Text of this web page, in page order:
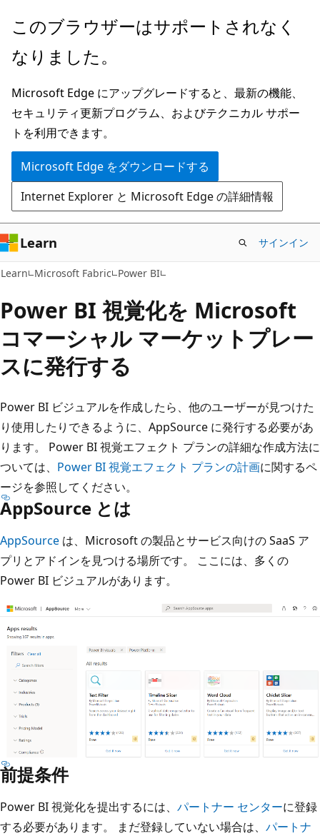
メ
ン
ン
テ
ン
ツ
に
ス
キ
ッ
プ
このブラウザーはサポートされなく
なりました。
Microsoft Edge にアップグレードすると、最新の機能、
セキュリティ更新プログラム、およびテクニカル サポー
トを利用できます。
Microsoft Edge をダウンロードする
Internet Explorer と Microsoft Edge の詳細情報
Learn サインイン
Learn Microsoft Fabric Power BI
Power BI 視覚化を Microsoft
コマーシャル マーケットプレー
スに発行する
Power BI ビジュアルを作成したら、他のユーザーが見つけた
り使用したりできるように、AppSource に発行する必要があ
ります。 Power BI 視覚エフェクト プランの詳細な作成方法に
ついては、 Power BI 視覚エフェクト プランの計画に関するペ
ージを参照してください。
AppSource とは
AppSource は、Microsoft の製品とサービス向けの SaaS ア
プリとアドインを見つける場所です。 ここには、多くの
Power BI ビジュアルがあります。
前提条件
Power BI 視覚化を提出するには、 パートナー センターに登録
する必要があります。 まだ登録していない場合は、 パートナ